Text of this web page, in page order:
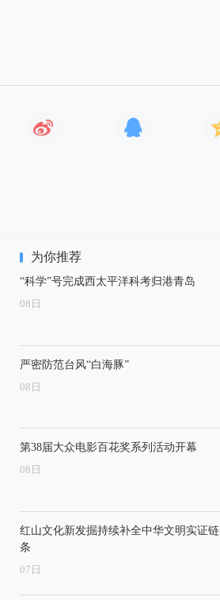
为你推荐
“科学”号完成西太平洋科考归港青岛
08 日
严密防范台风“白海豚”
08 日
第38届大众电影百花奖系列活动开幕
08 日
红山文化新发掘持续补全中华文明实证链
条
07 日